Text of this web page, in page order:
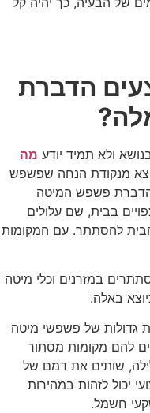
הדברת
ולא תמיד יודע מה
מנקודת הנחה שפשפש
פשפש המיטה
בבית, שם עלולים
להסתתר. עם המקומות
במזרנים וכלי מיטה
באלה.
גדולות של פשפשי מיטה
להם מקומות מסתור
שותים את דמם של
יכול לזהות במהירות
חשמל.